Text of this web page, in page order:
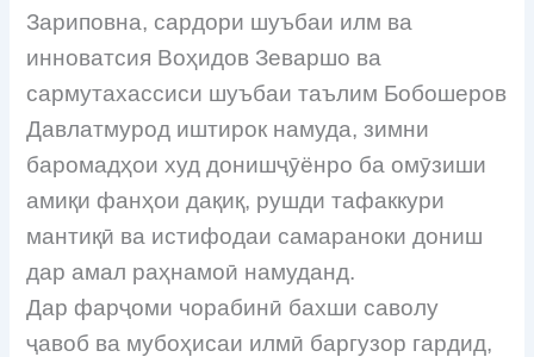
Зариповна, сардори шуъбаи илм ва
инноватсия Воҳидов Зеваршо ва
сармутахассиси шуъбаи таълим Бобошеров
Давлатмурод иштирок намуда, зимни
баромадҳои худ донишҷӯёнро ба омӯзиши
амиқи фанҳои дақиқ, рушди тафаккури
мантиқӣ ва истифодаи самараноки дониш
дар амал раҳнамоӣ намуданд.
Дар фарҷоми чорабинӣ бахши саволу
ҷавоб ва мубоҳисаи илмӣ баргузор гардид,